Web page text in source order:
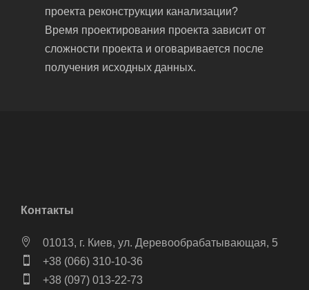
проекта реконструкции канализации?
Время проектирования проекта зависит от
сложности проекта и оговаривается после
получения исходных данных.
Контакты
01013, г. Киев, ул. Деревообрабатывающая, 5
+38 (066) 310-10-36
+38 (097) 013-22-73